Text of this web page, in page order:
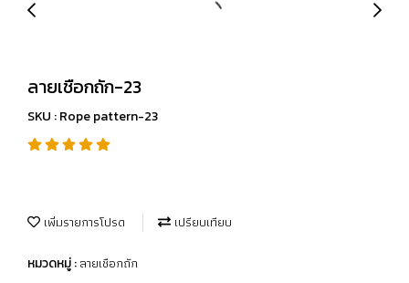
ลายเชือกถัก-23
SKU : Rope pattern-23
เพิ่มรายการโปรด เปรียบเทียบ
หมวดหมู่ :ลายเชือกถัก